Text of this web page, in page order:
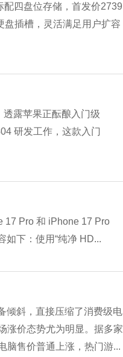
四盘位存储，首发价2739
盘插槽，灵活满足用户扩容
透露苹果正酝酿入门级
研发工作，这款入门
17 Pro 和 iPhone 17 Pro
如下：使用“纯净 HD...
倾斜，直接压缩了消费级电
涨价态势尤为明显。据多家
脑售价普通上涨，热门游...